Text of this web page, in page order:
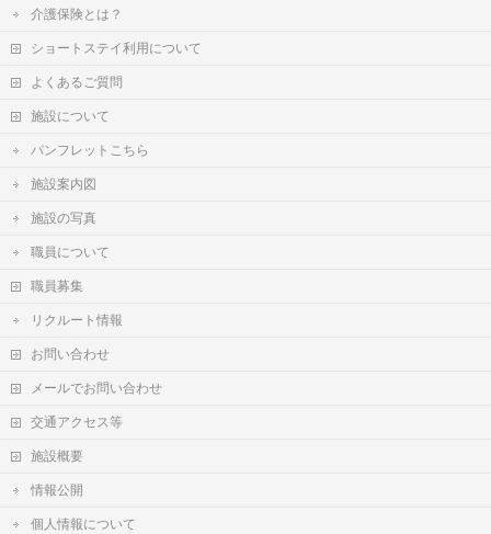
介護保険とは？
ショートステイ利用について
よくあるご質問
施設について
パンフレットこちら
施設案内図
施設の写真
職員について
職員募集
リクルート情報
お問い合わせ
メールでお問い合わせ
交通アクセス等
施設概要
情報公開
個人情報について